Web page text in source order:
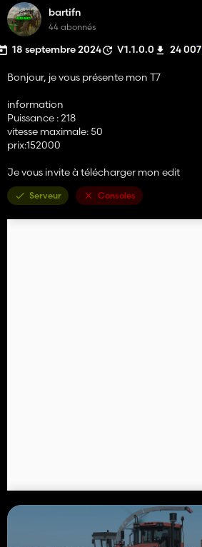
bartifn
44 abonnés
18 septembre 2024 V1.1.0.0 24 007
Bonjour, je vous présente mon T7
information
Puissance : 218
vitesse maximale: 50
prix:152000
Je vous invite à télécharger mon edit
Serveur Consoles